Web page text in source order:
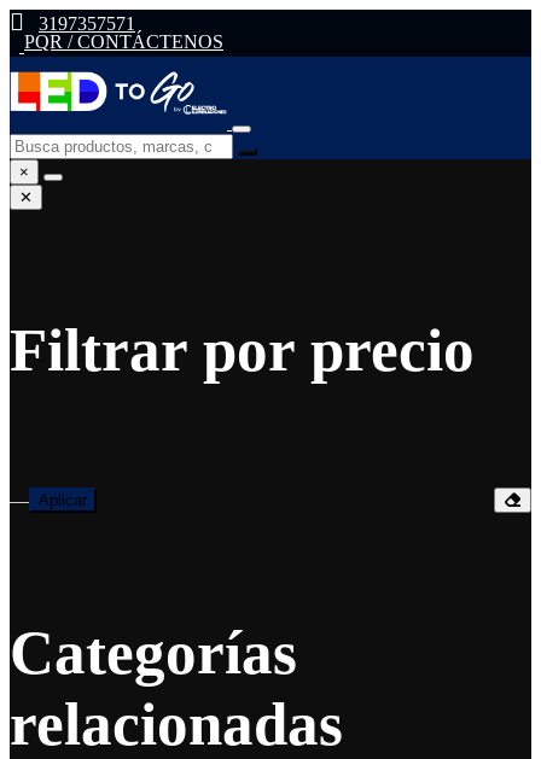
3197357571
PQR / CONTÁCTENOS
×
✕
Filtrar por precio
— Aplicar
Categorías
relacionadas